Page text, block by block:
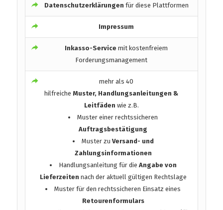
Datenschutzerklärungen für diese Plattformen
Impressum
Inkasso-Service mit kostenfreiem
Forderungsmanagement
mehr als 40
hilfreicheMuster, Handlungsanleitungen &
Leitfäden wie z.B.
Muster einer rechtssicheren
Auftragsbestätigung
Muster zu Versand- und
Zahlungsinformationen
Handlungsanleitung für die Angabe von
Lieferzeiten nach der aktuell gültigen Rechtslage
Muster für den rechtssicheren Einsatz eines
Retourenformulars